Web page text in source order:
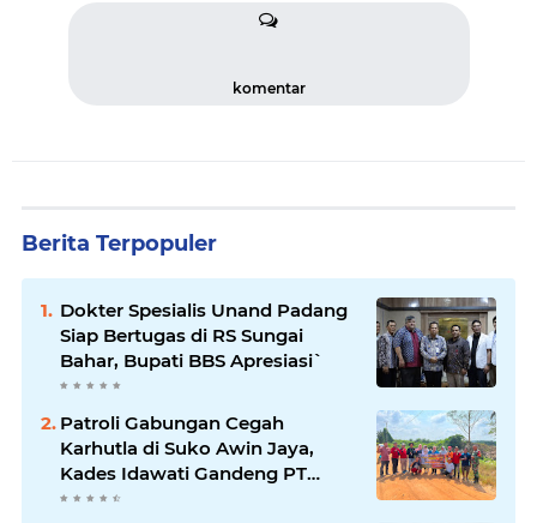
komentar
Berita Terpopuler
Dokter Spesialis Unand Padang
Siap Bertugas di RS Sungai
Bahar, Bupati BBS Apresiasi`
Patroli Gabungan Cegah
Karhutla di Suko Awin Jaya,
Kades Idawati Gandeng PT
BBB-S, TNI dan BPD